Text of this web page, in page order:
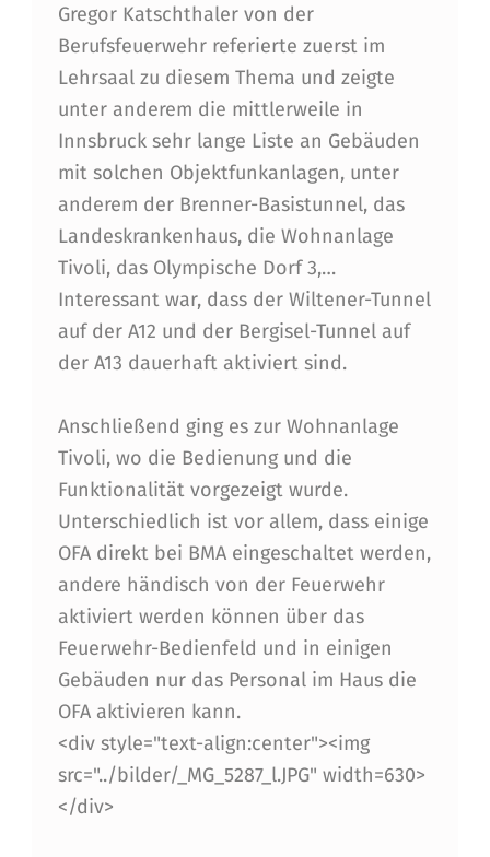
U
N
K
A
N
L
A
G
E
N
-
V
E
R
T
I
E
F
U
N
G
Gregor Katschthaler von der
Berufsfeuerwehr referierte zuerst im
Lehrsaal zu diesem Thema und zeigte
unter anderem die mittlerweile in
Innsbruck sehr lange Liste an Gebäuden
mit solchen Objektfunkanlagen, unter
anderem der Brenner-Basistunnel, das
Landeskrankenhaus, die Wohnanlage
Tivoli, das Olympische Dorf 3,…
Interessant war, dass der Wiltener-Tunnel
auf der A12 und der Bergisel-Tunnel auf
der A13 dauerhaft aktiviert sind.
Anschließend ging es zur Wohnanlage
Tivoli, wo die Bedienung und die
Funktionalität vorgezeigt wurde.
Unterschiedlich ist vor allem, dass einige
OFA direkt bei BMA eingeschaltet werden,
andere händisch von der Feuerwehr
aktiviert werden können über das
Feuerwehr-Bedienfeld und in einigen
Gebäuden nur das Personal im Haus die
OFA aktivieren kann.
<div style="text-align:center"><img
src="../bilder/_MG_5287_l.JPG" width=630>
</div>